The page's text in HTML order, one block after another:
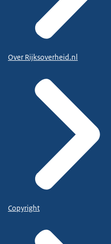
Over Rijksoverheid.nl
Copyright